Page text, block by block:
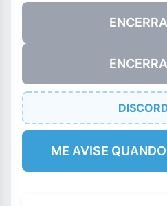
ME AVISE